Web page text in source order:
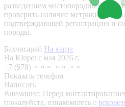
разведением чистопородных
проверить наличие метрики или
подтверждающей регистрацию и
породы.
Бахчисарай На карте
На Kinpet c мая 2026 г.
+7 (978) ⚬⚬⚬ ⚬⚬ ⚬⚬
Показать телефон
Написать
Внимание: Перед
пожалуйста, ознакомьтесь с